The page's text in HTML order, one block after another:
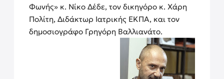
Φωνής» κ. Νίκο Δέδε, τον δικηγόρο κ. Χάρη
Πολίτη, Διδάκτωρ Ιατρικής ΕΚΠΑ, και τον
δημοσιογράφο Γρηγόρη Βαλλιανάτο.